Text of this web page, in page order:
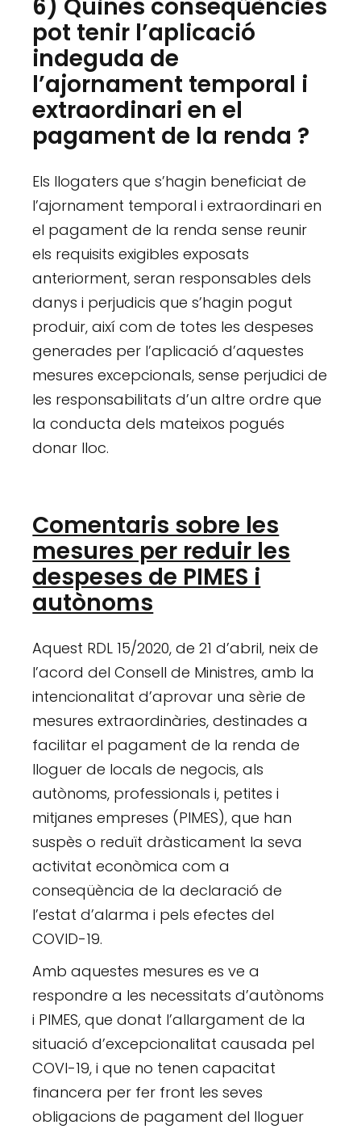
6) Quines conseqüències
pot tenir l’aplicació
indeguda de
l’ajornament temporal i
extraordinari en el
pagament de la renda ?
Els llogaters que s’hagin beneficiat de
l’ajornament temporal i extraordinari en
el pagament de la renda sense reunir
els requisits exigibles exposats
anteriorment, seran responsables dels
danys i perjudicis que s’hagin pogut
produir, així com de totes les despeses
generades per l’aplicació d’aquestes
mesures excepcionals, sense perjudici de
les responsabilitats d’un altre ordre que
la conducta dels mateixos pogués
donar lloc.
Comentaris sobre les
mesures per reduir les
despeses de PIMES i
autònoms
Aquest RDL 15/2020, de 21 d’abril, neix de
l’acord del Consell de Ministres, amb la
intencionalitat d’aprovar una sèrie de
mesures extraordinàries, destinades a
facilitar el pagament de la renda de
lloguer de locals de negocis, als
autònoms, professionals i, petites i
mitjanes empreses (PIMES), que han
suspès o reduït dràsticament la seva
activitat econòmica com a
conseqüència de la declaració de
l’estat d’alarma i pels efectes del
COVID-19.
Amb aquestes mesures es ve a
respondre a les necessitats d’autònoms
i PIMES, que donat l’allargament de la
situació d’excepcionalitat causada pel
COVI-19, i que no tenen capacitat
financera per fer front les seves
obligacions de pagament del lloguer